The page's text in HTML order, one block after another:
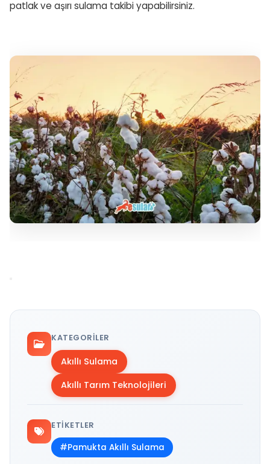
patlak ve aşırı sulama takibi yapabilirsiniz.
KATEGORILER
Akıllı Sulama
Akıllı Tarım Teknolojileri
ETIKETLER
#Pamukta Akıllı Sulama